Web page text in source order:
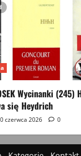
Wycinanki (245)
się Heydrich
czerwca 2026 0